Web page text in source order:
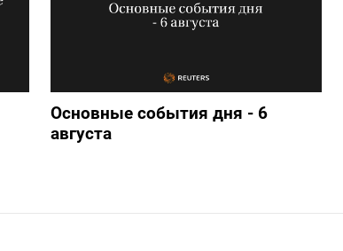
Основные события дня - 6
августа